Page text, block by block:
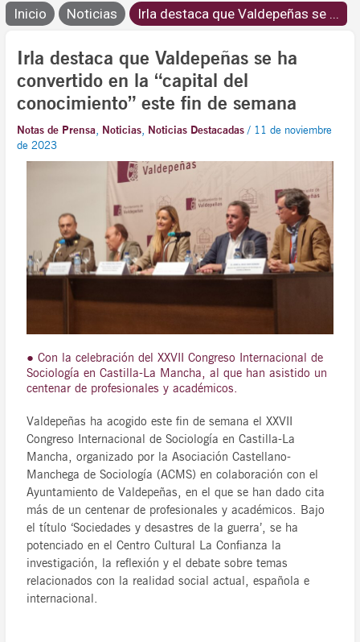
Inicio Noticias Irla destaca que Valdepeñas se ...
Irla destaca que Valdepeñas se ha
convertido en la “capital del
conocimiento” este fin de semana
Notas de Prensa, Noticias, Noticias Destacadas / 11 de noviembre
de 2023
● Con la celebración del XXVII Congreso Internacional de
Sociología en Castilla-La Mancha, al que han asistido un
centenar de profesionales y académicos.
Valdepeñas ha acogido este fin de semana el XXVII
Congreso Internacional de Sociología en Castilla-La
Mancha, organizado por la Asociación Castellano-
Manchega de Sociología (ACMS) en colaboración con el
Ayuntamiento de Valdepeñas, en el que se han dado cita
más de un centenar de profesionales y académicos. Bajo
el título ‘Sociedades y desastres de la guerra’, se ha
potenciado en el Centro Cultural La Confianza la
investigación, la reflexión y el debate sobre temas
relacionados con la realidad social actual, española e
internacional.